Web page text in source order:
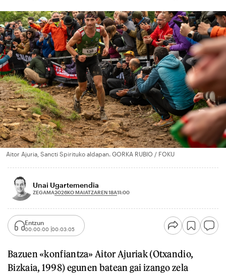
Aitor Ajuria, Sancti Spirituko aldapan. GORKA RUBIO / FOKU
Unai Ugartemendia
ZEGAMA2026KO MAIATZAREN 18A11:00
Entzun
00:00:00 00:03:05
Bazuen «konfiantza» Aitor Ajuriak (Otxandio,
Bizkaia, 1998) egunen batean gai izango zela